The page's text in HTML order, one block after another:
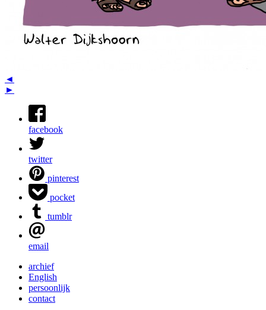
◄
►
facebook
twitter
pinterest
pocket
tumblr
email
archief
English
persoonlijk
contact